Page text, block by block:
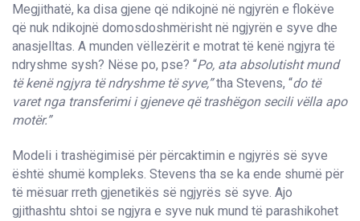
Megjithatë, ka disa gjene që ndikojnë në ngjyrën e flokëve
që nuk ndikojnë domosdoshmërisht në ngjyrën e syve dhe
anasjelltas. A munden vëllezërit e motrat të kenë ngjyra të
ndryshme sysh? Nëse po, pse? “Po, ata absolutisht mund
të kenë ngjyra të ndryshme të syve,” tha Stevens, “do të
varet nga transferimi i gjeneve që trashëgon secili vëlla apo
motër.”
Modeli i trashëgimisë për përcaktimin e ngjyrës së syve
është shumë kompleks. Stevens tha se ka ende shumë për
të mësuar rreth gjenetikës së ngjyrës së syve. Ajo
gjithashtu shtoi se ngjyra e syve nuk mund të parashikohet